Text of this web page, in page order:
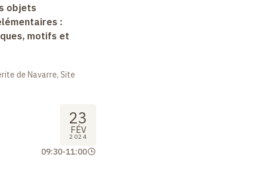
objets
:
motifs et
de Navarre, Site
23
FÉV
2024
09:30-11:00